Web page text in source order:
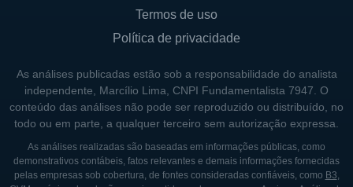
volumes de atendimento. Esse modelo de
expansão permite que a Cross Country
soluções que ajudem a resolver a crise de
profissionais de saúde observada em várias
regiões.
No entanto, a Cross Country mantém seu
foco na legislação e regulamentação da
Termos de uso
Política de privacidade
As análises publicadas estão sob a responsabilidade do analista
independente, Marcílio Lima, CNPI Fundamentalista 7947. O
conteúdo das análises não pode ser reproduzido ou distribuído, no
todo ou em parte, a qualquer terceiro sem autorização expressa.
As análises realizadas são baseadas em informações públicas, como
demonstrativos contábeis, fatos relevantes e demais informações fornecidas
pelas empresas sob cobertura, de fontes consideradas confiáveis, como B3,